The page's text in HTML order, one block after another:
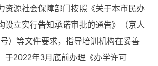
资源社会保障部门按照《关于本市民办
设立实行告知承诺审批的通告》（京人
）等文件要求，指导培训机构在妥善
于2022年3月底前办理《办学许可